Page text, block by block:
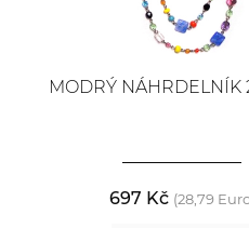
MODRÝ NÁHRDELNÍK
697 Kč (28,79